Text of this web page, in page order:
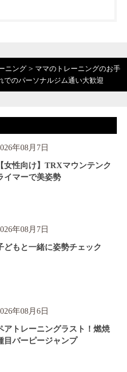
ニング > ママのトレーニングのお手
でのパーソナルジム通い大歓迎
年08月7日
【女性向け】TRXマウンテンク
イマーで美姿勢
年08月7日
どもと一緒に姿勢チェック
年08月6日
アトレーニングラスト！燃焼
目バーピージャンプ